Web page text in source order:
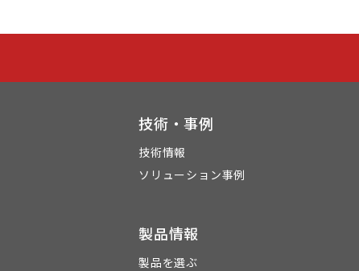
技術・事例
技術情報
ソリューション事例
製品情報
製品を選ぶ